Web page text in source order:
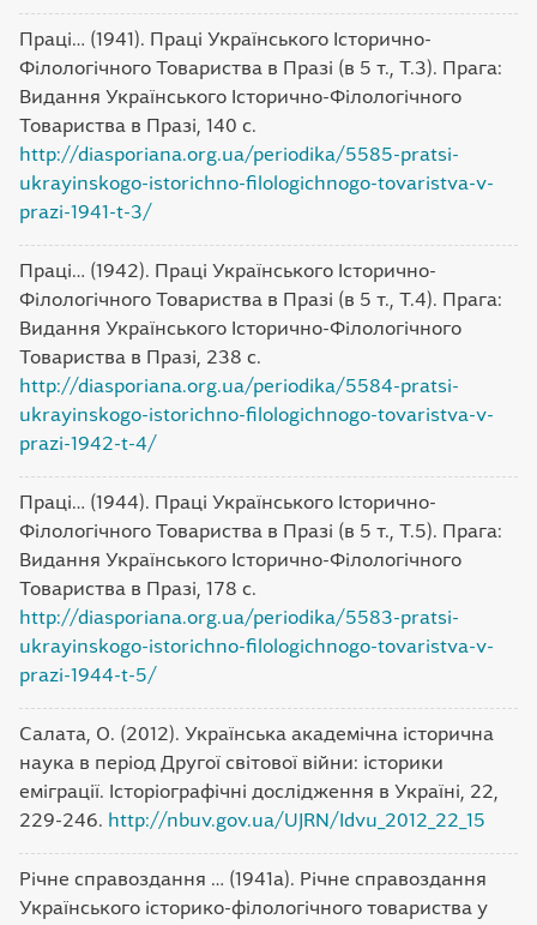
Праці… (1941). Праці Українського Історично-
Філологічного Товариства в Празі (в 5 т., Т.3). Прага:
Видання Українського Історично-Філологічного
Товариства в Празі, 140 с.
http://diasporiana.org.ua/periodika/5585-pratsi-
ukrayinskogo-istorichno-filologichnogo-tovaristva-v-
prazi-1941-t-3/
Праці… (1942). Праці Українського Історично-
Філологічного Товариства в Празі (в 5 т., Т.4). Прага:
Видання Українського Історично-Філологічного
Товариства в Празі, 238 с.
http://diasporiana.org.ua/periodika/5584-pratsi-
ukrayinskogo-istorichno-filologichnogo-tovaristva-v-
prazi-1942-t-4/
Праці… (1944). Праці Українського Історично-
Філологічного Товариства в Празі (в 5 т., Т.5). Прага:
Видання Українського Історично-Філологічного
Товариства в Празі, 178 с.
http://diasporiana.org.ua/periodika/5583-pratsi-
ukrayinskogo-istorichno-filologichnogo-tovaristva-v-
prazi-1944-t-5/
Салата, О. (2012). Українська академічна історична
наука в період Другої світової війни: історики
еміграції. Історіографічні дослідження в Україні, 22,
229-246. http://nbuv.gov.ua/UJRN/Idvu_2012_22_15
Річне справоздання … (1941а). Річне справоздання
Українського історико-філологічного товариства у